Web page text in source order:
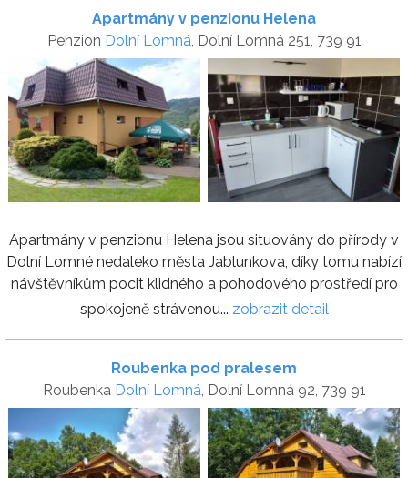
Apartmány v penzionu Helena
Penzion Dolní Lomná , Dolní Lomná 251, 739 91
Apartmány v penzionu Helena jsou situovány do přírody v
Dolní Lomné nedaleko města Jablunkova, díky tomu nabízí
návštěvníkům pocit klidného a pohodového prostředí pro
spokojeně strávenou... zobrazit detail
Roubenka pod pralesem
Roubenka Dolní Lomná, Dolní Lomná 92, 739 91